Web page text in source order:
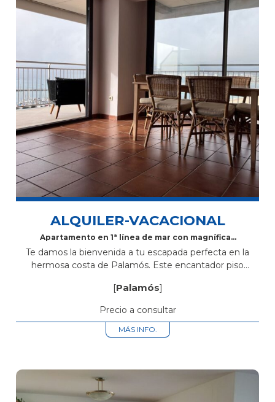
ALQUILER-VACACIONAL
Apartamento en 1ª línea de mar con magníficas
Te damos la bienvenida a tu escapada perfecta en la
hermosa costa de Palamós. Este encantador piso
en primera línea de...
[Palamós]
Precio a consultar
MÁS INFO.